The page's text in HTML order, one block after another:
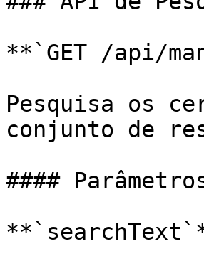
**`GET /api/
Pesquisa os
conjunto de
####